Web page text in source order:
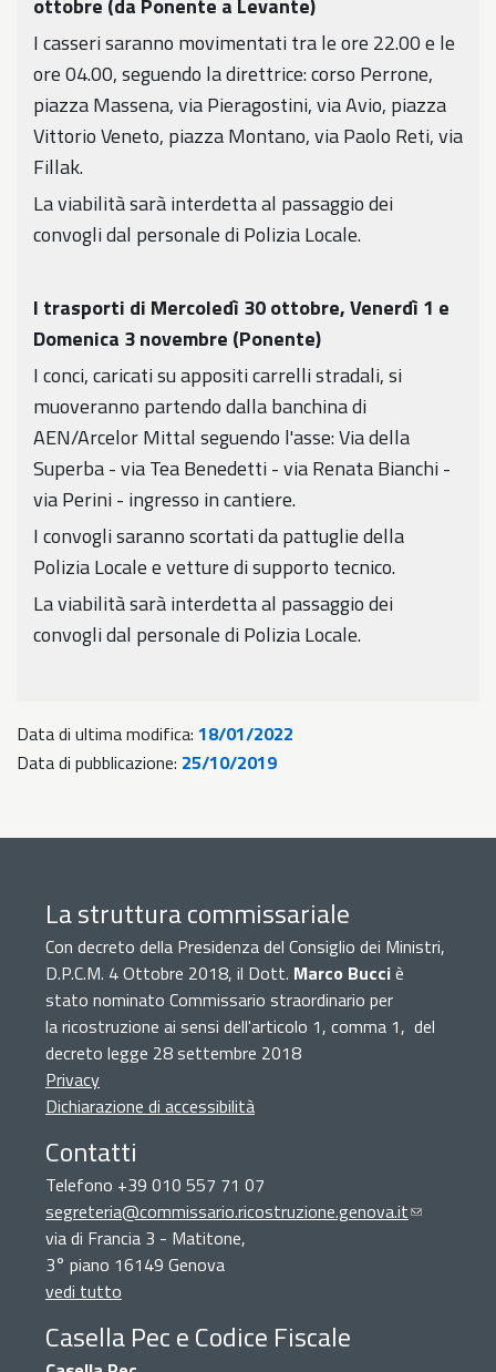
ottobre (da Ponente a Levante)
I casseri saranno movimentatitra le ore 22.00 e le
ore 04.00, seguendo la direttrice: corso Perrone,
piazza Massena, via Pieragostini, via Avio, piazza
Vittorio Veneto, piazza Montano, via Paolo Reti, via
Fillak.
La viabilità sarà interdetta al passaggio dei
convogli dal personale di Polizia Locale.
I trasporti di Mercoledì 30 ottobre, Venerdì 1 e
Domenica 3 novembre (Ponente)
I conci, caricati su appositi carrelli stradali, si
muoveranno partendo dalla banchina di
AEN/Arcelor Mittal seguendo l'asse: Via della
Superba - via Tea Benedetti - via Renata Bianchi -
via Perini - ingresso in cantiere.
I convogli saranno scortati da pattuglie della
Polizia Locale e vetture di supporto tecnico.
La viabilità sarà interdetta al passaggio dei
convogli dal personale di Polizia Locale.
Data di ultima modifica: 18/01/2022
Data di pubblicazione: 25/10/2019
La struttura commissariale
Con decreto della Presidenza del Consiglio dei Ministri,
D.P.C.M. 4 Ottobre 2018, il Dott. Marco Bucciè
stato nominato Commissario straordinario per
la ricostruzione ai sensi dell'articolo 1, comma 1, del
decreto legge 28 settembre 2018
Privacy
Dichiarazione di accessibilità
Contatti
Telefono +39 010 557 71 07
segreteria@commissario.ricostruzione.genova.it(link
via di Francia 3 - Matitone,
3° piano 16149 Genova
vedi tutto
Casella Pec e Codice Fiscale